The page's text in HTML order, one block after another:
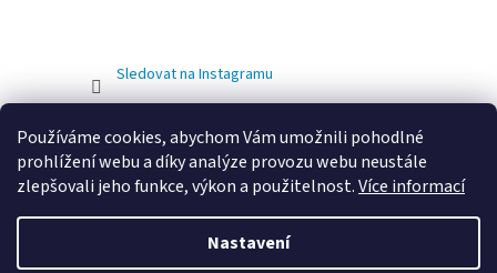
Používáme cookies, abychom Vám umožnili pohodlné
prohlížení webu a díky analýze provozu webu neustále
zlepšovali jeho funkce, výkon a použitelnost.Více informací
Nastavení
Sledovat na Instagramu
Vytvořil Shoptet